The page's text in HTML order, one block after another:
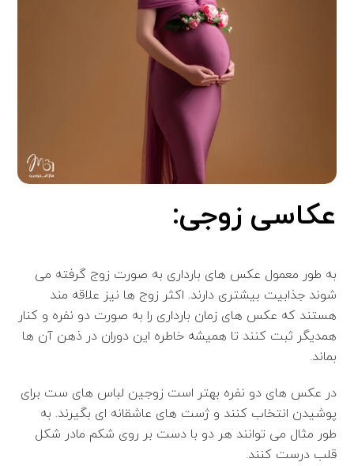
عکاسی زوجی:
به طور معمول عکس های بارداری به صورت زوج گرفته می
شوند جذابیت بیشتری دارند. اکثر زوج ها نیز علاقه مند
هستند که عکس های زمان بارداری را به صورت دو نفره و کنار
همدیگر ثبت کنند تا همیشه خاطره این دوران در ذهن آن ها
بماند.
در عکس های دو نفره بهتر است زوجین لباس های ست برای
پوشیدن انتخاب کنند و ژست های عاشقانه ای بگیرند. به
طور مثال می توانند هر دو با دست بر روی شکم مادر شکل
قلب درست کنند.